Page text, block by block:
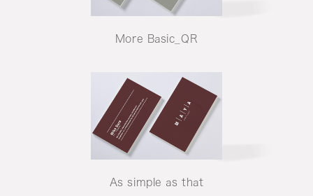
More Basic_QR
As simple as that